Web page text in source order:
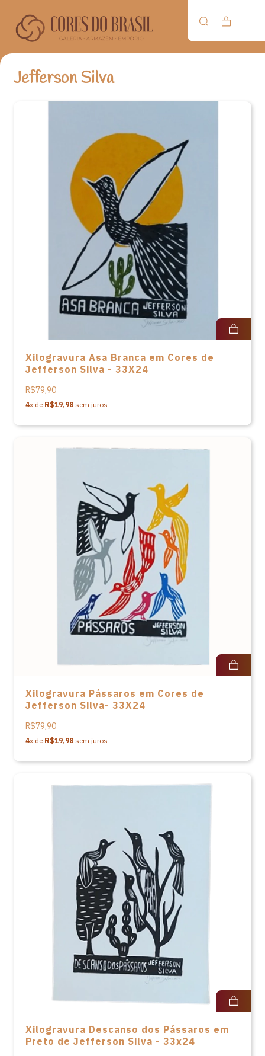
Jefferson Silva
Xilogravura Asa Branca em Cores de
Jefferson Silva - 33X24
R$79,90
4x de R$19,98 sem juros
Xilogravura Pássaros em Cores de
Jefferson Silva- 33X24
R$79,90
4x de R$19,98 sem juros
Xilogravura Descanso dos Pássaros em
Preto de Jefferson Silva - 33x24